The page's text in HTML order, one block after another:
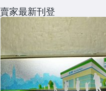
賣家最新刊登